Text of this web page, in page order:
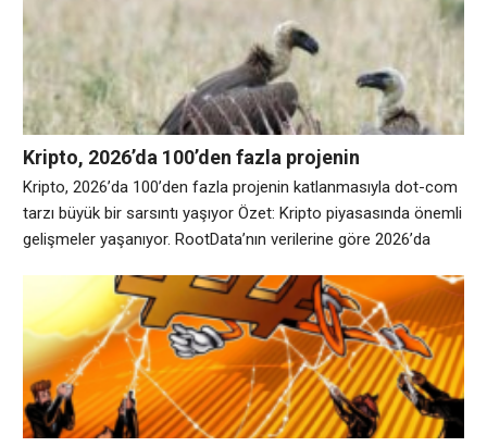
net giriş elde etti; bu, Nisan ortasından bu yana en büyük
haftalık toplam oldu. BlackRock’un IBIT’i tek
Kripto, 2026’da 100’den fazla projenin
katlanmasıyla dot-com tarzı büyük bir sarsıntı
yaşıyor
Kripto, 2026’da 100’den fazla projenin katlanmasıyla dot-com
tarzı büyük bir sarsıntı yaşıyor Özet: Kripto piyasasında önemli
gelişmeler yaşanıyor. RootData’nın verilerine göre 2026’da
bulundu veya kalıcı olarak karartıldı ve bu hız artıyor. Dört
büyük firma yalnızca Temmuz ayının sonlarında bir hafta
içinde kapandıklarını veya başvuruda bulunduklarını duyurdu:
BitMEX, BitMart,